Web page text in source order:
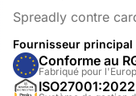
Spreadly contre
Fournisseur principal
Conforme au
Fabriqué pour